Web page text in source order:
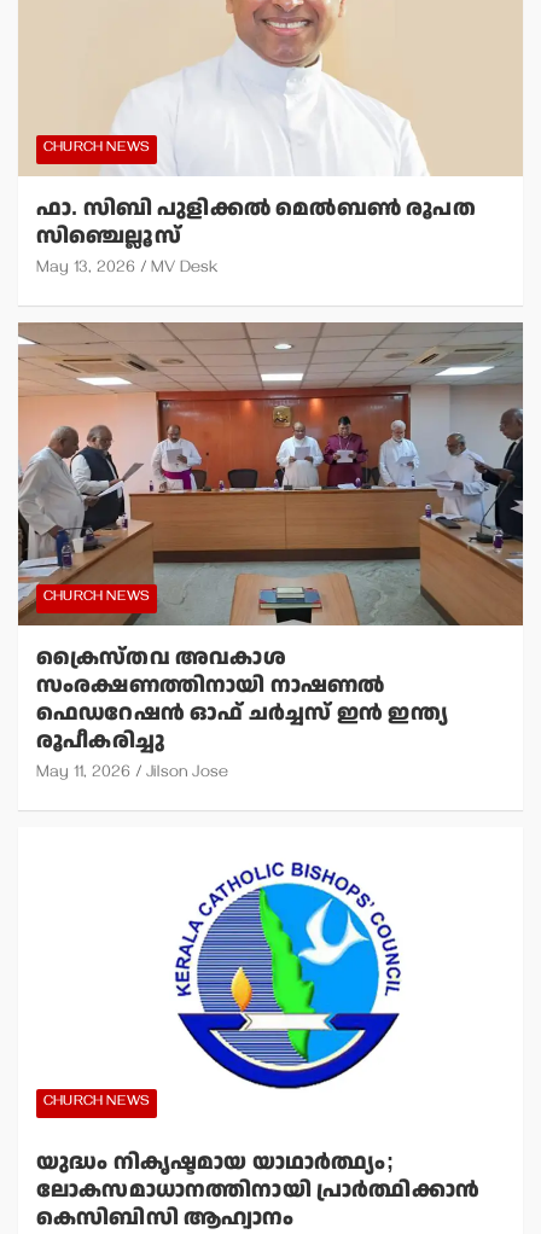
CHURCH NEWS
ഫാ. സിബി പുളിക്കല്‍ മെല്‍ബണ്‍ രൂപത
സിഞ്ചെല്ലൂസ്
May 13, 2026 MV Desk
CHURCH NEWS
ക്രൈസ്തവ അവകാശ
സംരക്ഷണത്തിനായി നാഷണല്‍
ഫെഡറേഷന്‍ ഓഫ് ചര്‍ച്ചസ് ഇന്‍ ഇന്ത്യ
രൂപീകരിച്ചു
May 11, 2026 Jilson Jose
CHURCH NEWS
യുദ്ധം നികൃഷ്ടമായ യാഥാര്‍ത്ഥ്യം;
ലോകസമാധാനത്തിനായി പ്രാര്‍ത്ഥിക്കാന്‍
കെസിബിസി ആഹ്വാനം